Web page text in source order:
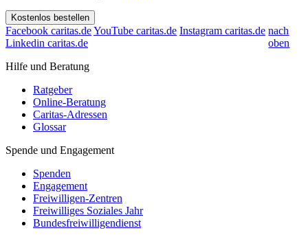
Kostenlos bestellen
Facebook caritas.deYouTube caritas.de Instagram caritas.de
Linkedin caritas.de
nach
oben
Hilfe und Beratung
Ratgeber
Online-Beratung
Caritas-Adressen
Glossar
Spende und Engagement
Spenden
Engagement
Freiwilligen-Zentren
Freiwilliges Soziales Jahr
Bundesfreiwilligendienst